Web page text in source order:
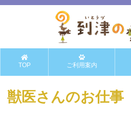
TOP ご利用案内
獣医さんのお仕事